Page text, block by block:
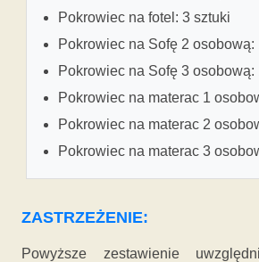
Pokrowiec na fotel: 3 sztuki
Pokrowiec na Sofę 2 osobową:
Pokrowiec na Sofę 3 osobową:
Pokrowiec na materac 1
Pokrowiec na materac 2
Pokrowiec na materac 3
ZASTRZEŻENIE:
Powyższe zestawienie